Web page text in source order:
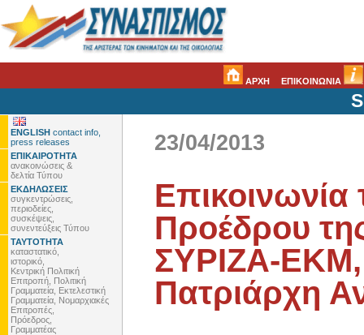
ΑΡΧΗ ΕΠΙΚΟΙΝΩΝΙΑ
ENGLISH contact info,
press releases
ΕΠΙΚΑΙΡΟΤΗΤΑ
ανακοινώσεις &
δελτία Τύπου
ΕΚΔΗΛΩΣΕΙΣ
συγκεντρώσεις,
περιοδείες,
συσκέψεις,
συνεντεύξεις Τύπου
ΤΑΥΤΟΤΗΤΑ
καταστατικό,
ιστορικό,
Κεντρική Πολιτική
Επιτροπή, Πολιτική
Γραμματεία, Εκτελεστική
Γραμματεία, Νομαρχιακές
Επιτροπές,
Πρόεδρος,
Γραμματέας
23/04/2013
Επικοινωνία
Προέδρου
ΣΥΡΙΖΑ-ΕΚΜ,
Πατριάρχη